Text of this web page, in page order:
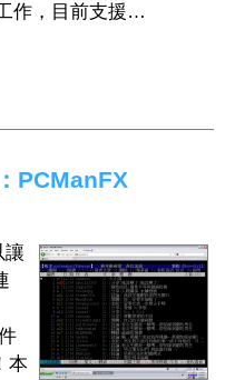
作，目前支援…
PCManFX
讓
本